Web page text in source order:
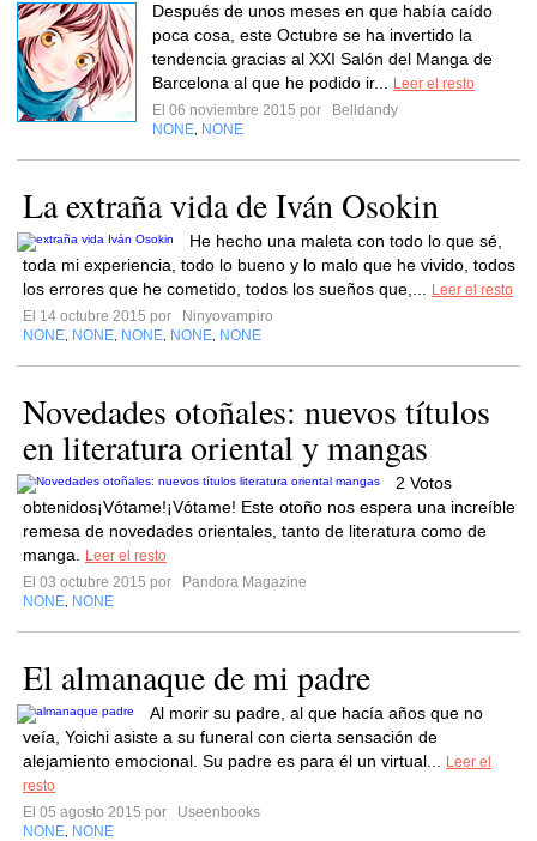
Después de unos meses en que había caído
poca cosa, este Octubre se ha invertido la
tendencia gracias al XXI Salón del Manga de
Barcelona al que he podido ir...
Leer el resto
El 06 noviembre 2015 por
Belldandy
NONE NONE
La extraña vida de Iván Osokin
He hecho una maleta con todo lo que sé,
toda mi experiencia, todo lo bueno y lo malo que he vivido, todos
los errores que he cometido, todos los sueños que,...
Leer el resto
El 14 octubre 2015 por
Ninyovampiro
NONE NONE NONE NONE NONE
Novedades otoñales: nuevos títulos
en literatura oriental y mangas
2 Votos
obtenidos¡Vótame!¡Vótame! Este otoño nos espera una increíble
remesa de novedades orientales, tanto de literatura como de
manga.
Leer el resto
El 03 octubre 2015 por
Pandora Magazine
NONE NONE
El almanaque de mi padre
Al morir su padre, al que hacía años que no
veía, Yoichi asiste a su funeral con cierta sensación de
alejamiento emocional. Su padre es para él un virtual...
Leer el
resto
El 05 agosto 2015 por
Useenbooks
NONE NONE